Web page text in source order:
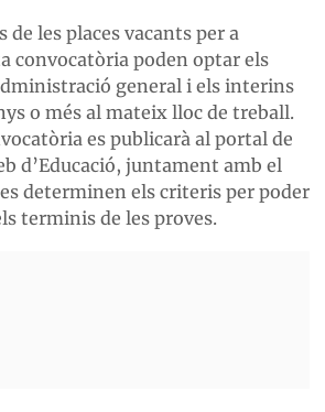
de les places vacants per a
convocatòria poden optar els
general i els interins
o més al mateix lloc de treball.
es publicarà al portal de
d’Educació, juntament amb el
determinen els criteris per poder
terminis de les proves.